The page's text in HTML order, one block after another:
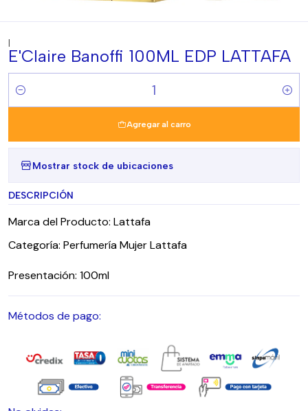
|
E'Claire Banoffi 100ML EDP LATTAFA
Cantidad
Agregar al carro
Mostrar stock de ubicaciones
DESCRIPCIÓN
Marca del Producto: Lattafa
Categoría: Perfumería Mujer Lattafa
Presentación: 100ml
Métodos de pago: